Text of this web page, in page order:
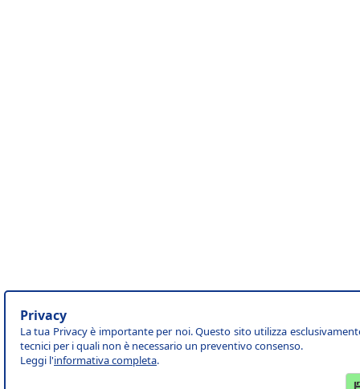
Privacy
La tua Privacy è importante per noi. Questo sito utilizza
tecnici per i quali non è necessario un preventivo consenso.
Leggi l'informativa completa.